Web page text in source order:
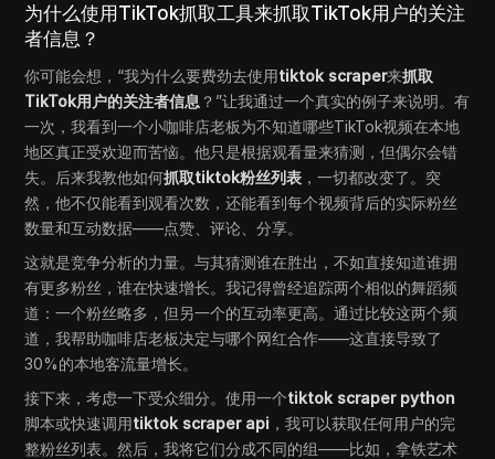
为什么使用TikTok抓取工具来抓取TikTok用户的关注
者信息？
你可能会想，“我为什么要费劲去使用tiktok scraper来抓取
TikTok用户的关注者信息 ？”让我通过一个真实的例子来说明。有
一次，我看到一个小咖啡店老板为不知道哪些TikTok视频在本地
地区真正受欢迎而苦恼。他只是根据观看量来猜测，但偶尔会错
失。后来我教他如何抓取tiktok粉丝列表 ，一切都改变了。突
然，他不仅能看到观看次数，还能看到每个视频背后的实际粉丝
数量和互动数据——点赞、评论、分享。
这就是竞争分析的力量。与其猜测谁在胜出，不如直接知道谁拥
有更多粉丝，谁在快速增长。我记得曾经追踪两个相似的舞蹈频
道：一个粉丝略多，但另一个的互动率更高。通过比较这两个频
道，我帮助咖啡店老板决定与哪个网红合作——这直接导致了
30%的本地客流量增长。
接下来，考虑一下受众细分。使用一个tiktok scraper python
脚本或快速调用tiktok scraper api ，我可以获取任何用户的完
整粉丝列表。然后，我将它们分成不同的组——比如，拿铁艺术